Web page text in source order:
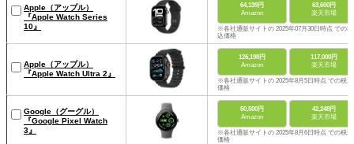
Apple（アップル）
『Apple Watch Series
10』
64,139円
Amazon
63,600円
楽天市場
※各社通販サイトの 2025年07月30日時点 での税
込価格
Apple（アップル）
『Apple Watch Ultra 2』
126,198円
Amazon
117,000円
楽天市場
※各社通販サイトの 2025年8月5日時点 での税込
価格
Google（グーグル）
『Google Pixel Watch
3』
50,500円
Amazon
42,248円
楽天市場
※各社通販サイトの 2025年8月6日時点 での税込
価格